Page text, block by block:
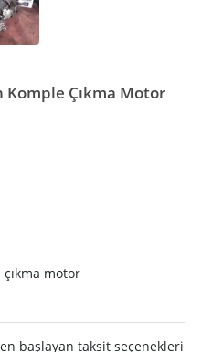
Komple Çıkma Motor
motor
başlayan taksit seçenekleri